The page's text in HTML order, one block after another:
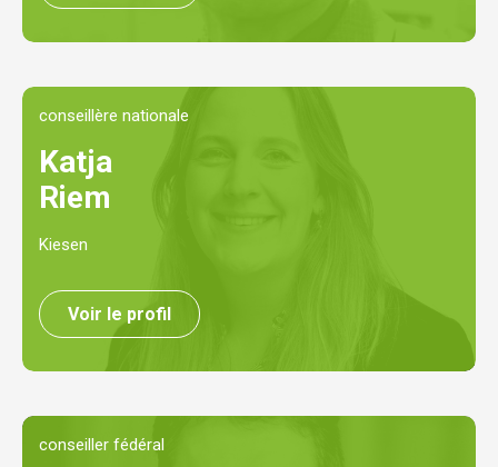
conseillère nationale
Katja
Riem
Kiesen
Voir le profil
conseiller fédéral